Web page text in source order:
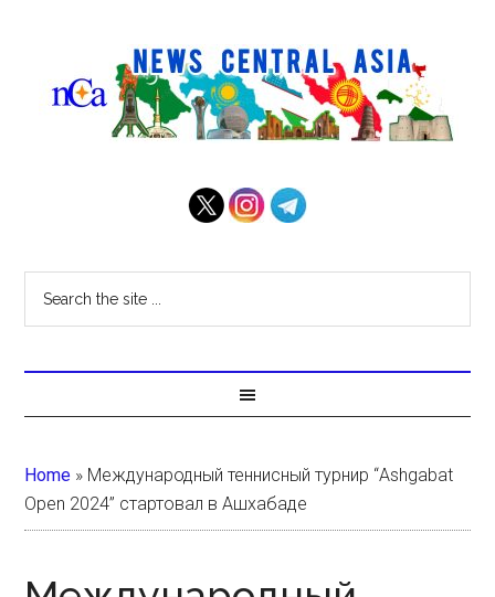
Home » Международный теннисный турнир “Ashgabat
Open 2024” стартовал в Ашхабаде